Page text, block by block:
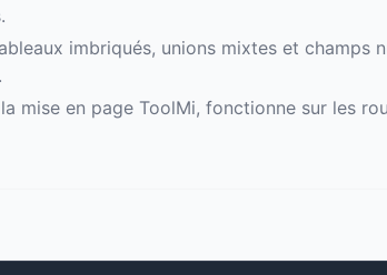
imbriqués, unions mixtes et champs
.
mise en page ToolMi, fonctionne sur les